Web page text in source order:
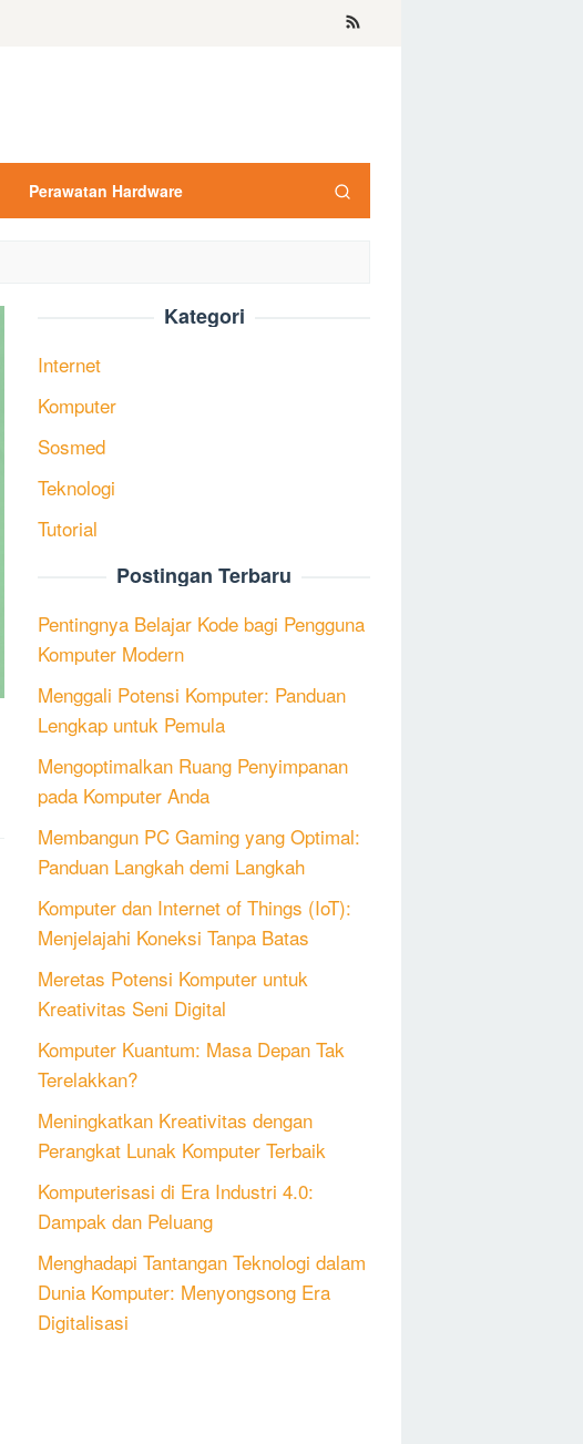
Perawatan Hardware
Kategori
Internet
Komputer
Sosmed
Teknologi
Tutorial
Postingan Terbaru
Pentingnya Belajar Kode bagi Pengguna
Komputer Modern
Menggali Potensi Komputer: Panduan
Lengkap untuk Pemula
Mengoptimalkan Ruang Penyimpanan
pada Komputer Anda
Membangun PC Gaming yang Optimal:
Panduan Langkah demi Langkah
Komputer dan Internet of Things (IoT):
Menjelajahi Koneksi Tanpa Batas
Meretas Potensi Komputer untuk
Kreativitas Seni Digital
Komputer Kuantum: Masa Depan Tak
Terelakkan?
Meningkatkan Kreativitas dengan
Perangkat Lunak Komputer Terbaik
Komputerisasi di Era Industri 4.0:
Dampak dan Peluang
Menghadapi Tantangan Teknologi dalam
Dunia Komputer: Menyongsong Era
Digitalisasi